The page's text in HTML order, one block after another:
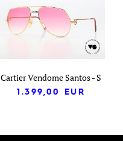
Cartier Vendome Santos - S
1.399,00
EUR